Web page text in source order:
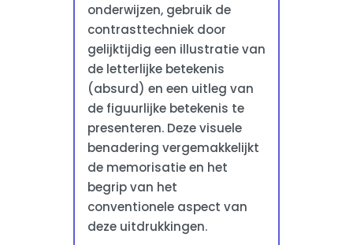
onderwijzen, gebruik de
contrasttechniek door
gelijktijdig een illustratie van
de letterlijke betekenis
(absurd) en een uitleg van
de figuurlijke betekenis te
presenteren. Deze visuele
benadering vergemakkelijkt
de memorisatie en het
begrip van het
conventionele aspect van
deze uitdrukkingen.